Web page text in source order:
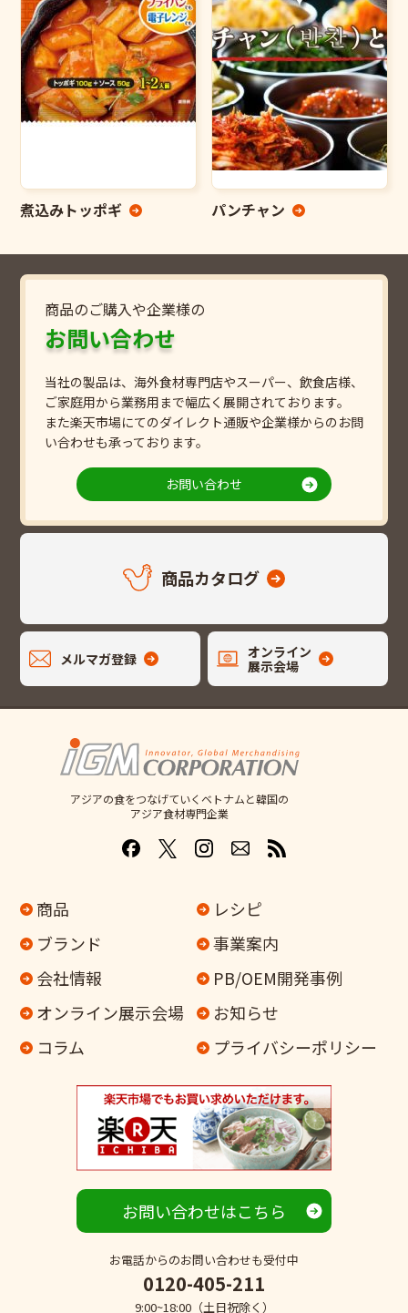
煮込みトッポギ パンチャン
商品のご購入や企業様の
お問い合わせ
当社の製品は、海外食材専門店やスーパー、飲食店様、
ご家庭用から業務用まで幅広く展開されております。
また楽天市場にてのダイレクト通販や企業様からのお問
い合わせも承っております。
お問い合わせ
商品カタログ
メルマガ登録
オンライン
展示会場
アジアの食をつなげていくベトナムと韓国の
アジア食材専門企業
商品
レシピ
ブランド
事業案内
会社情報
PB/OEM開発事例
オンライン展示会場
お知らせ
コラム
プライバシーポリシー
お問い合わせはこちら
お電話からのお問い合わせも受付中
0120-405-211
9:00~18:00（土日祝除く）